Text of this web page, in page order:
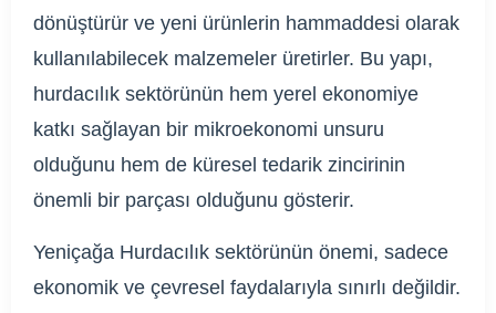
dönüştürür ve yeni ürünlerin hammaddesi olarak
kullanılabilecek malzemeler üretirler. Bu yapı,
hurdacılık sektörünün hem yerel ekonomiye
katkı sağlayan bir mikroekonomi unsuru
olduğunu hem de küresel tedarik zincirinin
önemli bir parçası olduğunu gösterir.
Yeniçağa Hurdacılık sektörünün önemi, sadece
ekonomik ve çevresel faydalarıyla sınırlı değildir.